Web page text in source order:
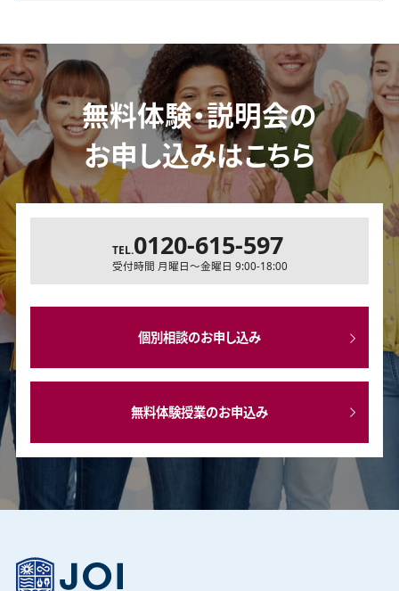
無料体験・説明会の
お申し込みはこちら
TEL.0120-615-597
受付時間 月曜日～金曜日 9:00-18:00
個別相談のお申し込み
無料体験授業のお申込み